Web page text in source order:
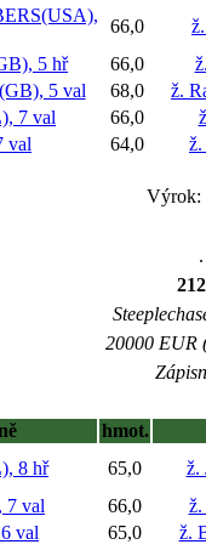
66,0
5 hř 66,0
5 val 68,0
ž.
7 val 66,0
val 64,0 ž.
Výrok:
20000 EUR
hmot.
8 hř 65,0
ž.
7 val 66,0
ž.
val 65,0
ž.